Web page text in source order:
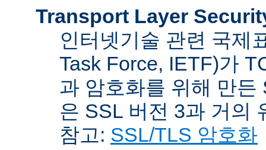
Transport Layer
인터넷기술 관련 국제
Task Force, IETF)가
과 암호화를 위해 만
은 SSL 버전 3과 거의
참고: SSL/TLS 암호화